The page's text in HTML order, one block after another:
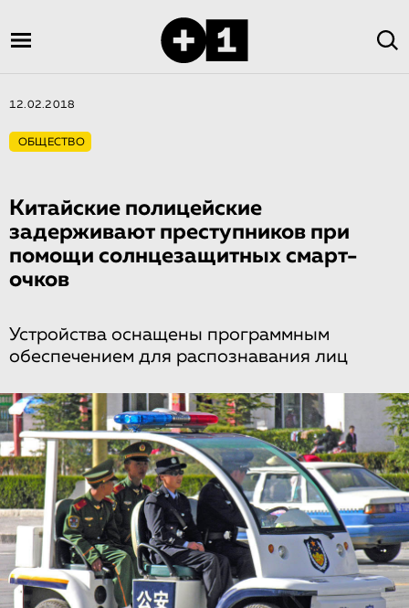
12.02.2018
ОБЩЕСТВО
Китайские полицейские
задерживают преступников при
помощи солнцезащитных смарт-
очков
Устройства оснащены программным
обеспечением для распознавания лиц